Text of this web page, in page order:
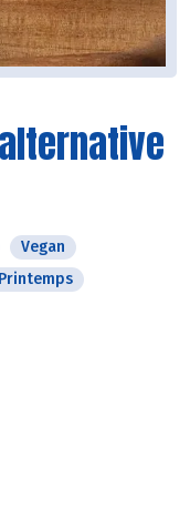
Vegan
Printemps